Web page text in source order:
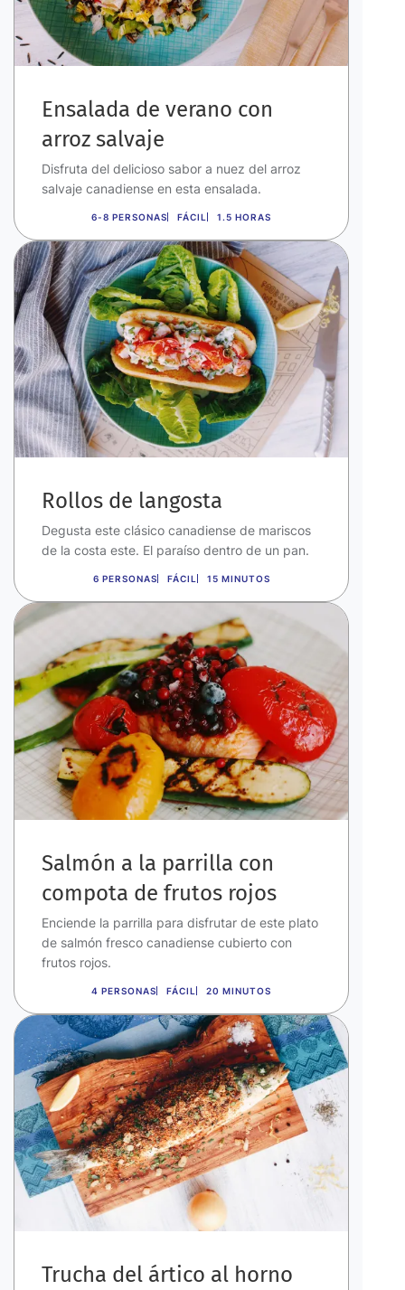
Ensalada de verano con
arroz salvaje
Disfruta del delicioso sabor a nuez del arroz
salvaje canadiense en esta ensalada.
6-8 PERSONAS FÁCIL 1.5 HORAS
Imagen
Rollos de langosta
Degusta este clásico canadiense de mariscos
de la costa este. El paraíso dentro de un pan.
6 PERSONAS FÁCIL 15 MINUTOS
Imagen
Salmón a la parrilla con
compota de frutos rojos
Enciende la parrilla para disfrutar de este plato
de salmón fresco canadiense cubierto con
frutos rojos.
4 PERSONAS FÁCIL 20 MINUTOS
Imagen
Trucha del ártico al horno